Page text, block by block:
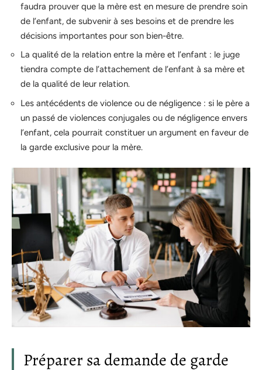
faudra prouver que la mère est en mesure de prendre soin
de l’enfant, de subvenir à ses besoins et de prendre les
décisions importantes pour son bien-être.
La qualité de la relation entre la mère et l’enfant : le juge
tiendra compte de l’attachement de l’enfant à sa mère et
de la qualité de leur relation.
Les antécédents de violence ou de négligence : si le père a
un passé de violences conjugales ou de négligence envers
l’enfant, cela pourrait constituer un argument en faveur de
la garde exclusive pour la mère.
Préparer sa demande de garde